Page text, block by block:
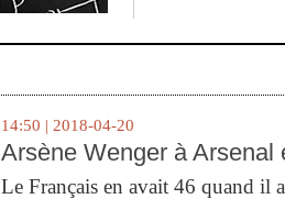
14:50 | 2018-04-20
Arsène Wenger à Arsenal
Le Français en avait 46 quand il